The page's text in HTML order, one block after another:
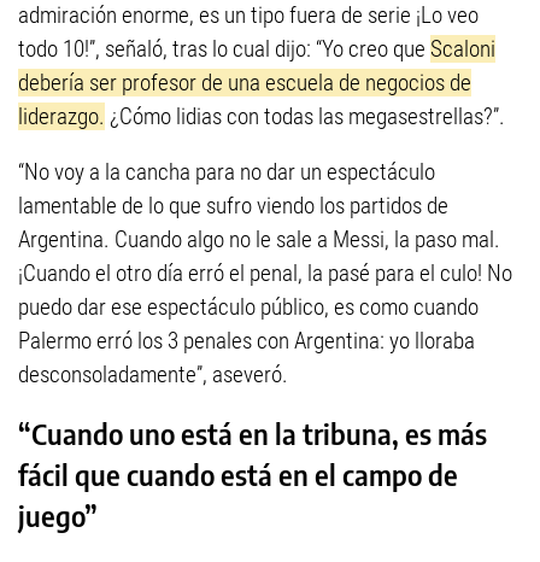
admiración enorme, es un tipo fuera de serie ¡Lo veo
todo 10!”, señaló, tras lo cual dijo: “Yo creo que Scaloni
debería ser profesor de una escuela de negocios de
liderazgo. ¿Cómo lidias con todas las megasestrellas?”.
“No voy a la cancha para no dar un espectáculo
lamentable de lo que sufro viendo los partidos de
Argentina. Cuando algo no le sale a Messi, la paso mal.
¡Cuando el otro día erró el penal, la pasé para el culo! No
puedo dar ese espectáculo público, es como cuando
Palermo erró los 3 penales con Argentina: yo lloraba
desconsoladamente”, aseveró.
“Cuando uno está en la tribuna, es más
fácil que cuando está en el campo de
juego”